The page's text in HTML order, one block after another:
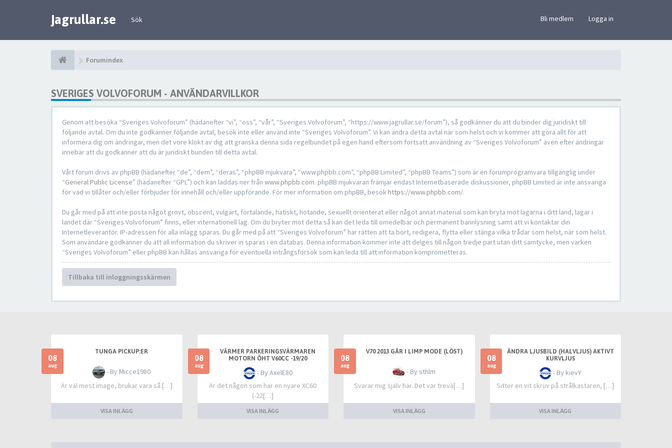
jagrullar.se Sök Bli medlem Logga in
Forumindex
SVERIGES VOLVOFORUM - ANVÄNDARVILLKOR
Genom att besöka “Sveriges Volvoforum” (hädanefter “vi”, “oss”, “vår”, “Sveriges Volvoforum”, “https://www.jagrullar.se/forum”), så godkänner du att du binder dig juridiskt till
följande avtal. Om du inte godkänner följande avtal, besök inte eller använd inte “Sveriges Volvoforum”. Vi kan ändra detta avtal när som helst och vi kommer att göra allt för att
informera dig om ändringar, men det vore klokt av dig att granska denna sida regelbundet på egen hand eftersom fortsatt användning av “Sveriges Volvoforum” även efter ändringar
innebär att du godkänner att du är juridiskt bunden till detta avtal.
Vårt forum drivs av phpBB (hädanefter “de”, “dem”, “deras”, “phpBB mjukvara”, “www.phpbb.com”, “phpBB Limited”, “phpBB Teams”) som är en forumprogramvara tillgänglig under
“General Public License” (hädanefter “GPL”) och kan laddas ner från www.phpbb.com. phpBB mjukvaran främjar endast Internetbaserade diskussioner, phpBB Limited är inte ansvariga
för vad vi tillåter och/eller förbjuder för innehåll och/eller uppförande. För mer information om phpBB, besök https://www.phpbb.com/.
Du går med på att inte posta något grovt, obscent, vulgärt, förtalande, hatiskt, hotande, sexuellt orienterat eller något annat material som kan bryta mot lagarna i ditt land, lagar i
landet där “Sveriges Volvoforum” finns, eller internationell lag. Om du bryter mot detta så kan det leda till omedelbar och permanent bannlysning samt att vi kontaktar din
Internetleverantör. IP-adressen för alla inlägg sparas. Du går med på att “Sveriges Volvoforum” har rätten att ta bort, redigera, flytta eller stänga vilka trådar som helst, när som helst.
Som användare godkänner du att all information du skriver in sparas i en databas. Denna information kommer inte att delges till någon tredje part utan ditt samtycke, men varken
“Sveriges Volvoforum” eller phpBB kan hållas ansvariga för eventuella intrångsförsök som kan leda till att information komprometteras.
Tillbaka till inloggningsskärmen
08
aug
TUNGA PICKUP:ER
- By Micce1980
Är väl mest image, brukar vara så.[…]
VISA INLÄGG
08
aug
VÄRMER PARKERINGSVÄRMAREN
MOTORN ÖHT V60CC -19/20
- By AxelE80
Är det någon som har en nyare XC60
(-22[…]
VISA INLÄGG
08
aug
V70 2013 GÅR I LIMP MODE (LÖST)
- By sthlm
Svarar mig själv här. Det var trevä[…]
VISA INLÄGG
08
aug
ÄNDRA LJUSBILD (HALVLJUS) AKTIVT
KURVLJUS
- By kievY
Sitter en vit skruv på strålkastaren, […]
VISA INLÄGG